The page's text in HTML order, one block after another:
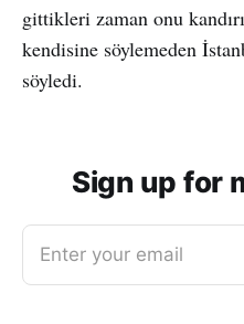
gittikleri zaman onu
kendisine söylemeden
söyledi.
Sign up for
Enter your email